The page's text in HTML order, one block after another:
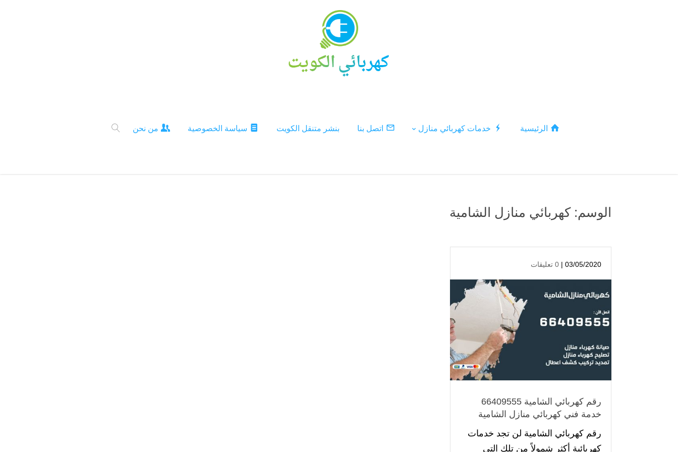
الرئيسية خدمات كهربائي منازل اتصل بنا بنشر متنقل الكويت سياسة الخصوصية من نحن
الوسم:كهربائي منازل الشامية
03/05/2020 | 0 تعليقات
رقم كهربائي الشامية 66409555
خدمة فني كهربائي منازل الشامية
رقم كهربائي الشامية لن تجد خدمات
كهربائية أكثر شمولاً من تلك التي